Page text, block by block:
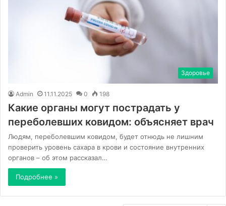
Здоровье
Admin 11.11.2025 0 198
Какие органы могут пострадать у
переболевших ковидом: объясняет врач
Людям, переболевшим ковидом, будет отнюдь не лишним
проверить уровень сахара в крови и состояние внутренних
органов – об этом рассказал…
Подробнее »